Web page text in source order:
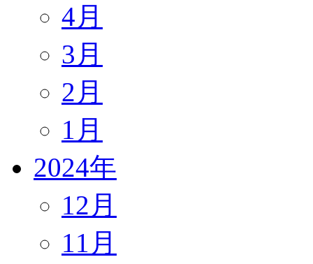
4月
3月
2月
1月
2024年
12月
11月